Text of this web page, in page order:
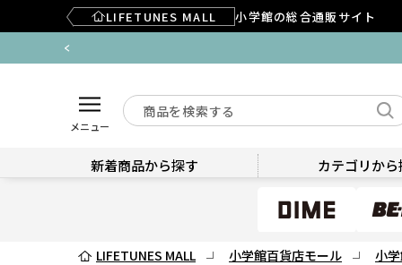
LIFETUNES MALL 小学館の総合通販サイト
メニュー
新着商品から探す カテゴリか
LIFETUNES MALL 小学館百貨店モール 小